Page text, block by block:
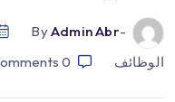
-by
Admin Abr
الوظائف
0
Comments